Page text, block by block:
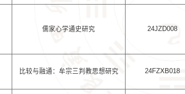
儒家心学通史研究 24JZD008
比较与融通：牟宗三判教思想研究 24FZXB018